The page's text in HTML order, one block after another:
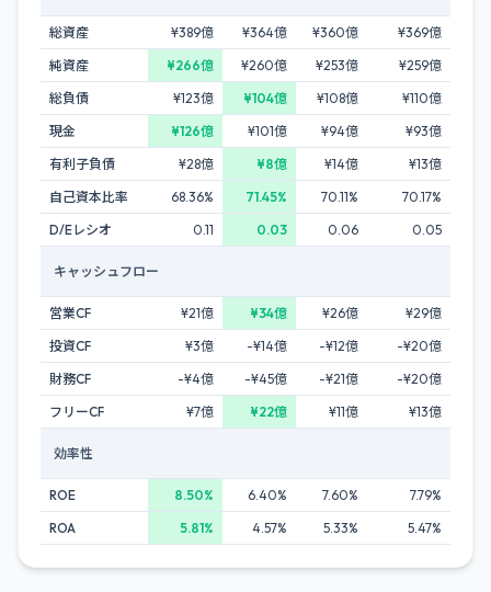
総資産 ¥389億 ¥364億 ¥360億
¥369億
純資産
¥266億 ¥260億 ¥253億
¥259億
総負債
¥123億 ¥104億 ¥108億
¥110億
現金
¥126億 ¥101億 ¥94億
¥93億
有利子負債
¥28億 ¥8億 ¥14億
¥13億
自己資本比率
68.36% 71.45% 70.11%
70.17%
D/Eレシオ
0.11 0.03 0.06 0.05
キャッシュフロー
営業CF ¥21億 ¥34億 ¥26億
¥29億
投資CF
¥3億 -¥14億 -¥12億
-¥20億
財務CF
-¥4億 -¥45億 -¥21億
-¥20億
フリーCF
¥7億 ¥22億 ¥11億 ¥13億
効率性
ROE 8.50% 6.40% 7.60%
7.79%
ROA
5.81% 4.57% 5.33% 5.47%